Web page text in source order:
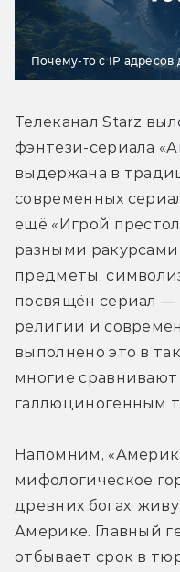
Почему-то с IP адресов
Телеканал Starz
фэнтези-сериала
выдержана в
современных
ещё «Игрой
разными
предметы,
посвящён сериал —
религии и
выполнено это в
многие сравнивают
галлюциногенным
Напомним,
мифологическое
древних богах,
Америке. Главный
отбывает срок в